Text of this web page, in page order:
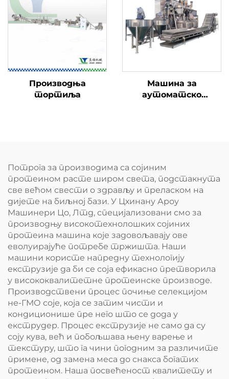
Производња
тортиља
Машина за
аутоматско
Потрога за производима са сојиним
протеином расте широм света, подстакнута
све већом свести о здрављу и преласком на
дијете на биљној бази. У Цхинану Ароу
Машинери Цо, Лтд, специјализовани смо за
производњу високотехнолошких сојиних
протеина машина које задовољавају ове
еволуирајуће потребе тржишта. Наши
машини користе напредну технологију
екструзије да би се соја ефикасно претворила
у висококвалитетне протеинске производе.
Производствени процес почиње селекцијом
не-ГМО соје, која се затим чисти и
кондиционише пре него што се дода у
екструдер. Процес екструзије не само да су
соју кува, већ и побољшава њену варење и
текстуру, што га чини погодним за различите
примене, од замена меса до снакса богатих
протеином. Наша посвећеност квалитету и